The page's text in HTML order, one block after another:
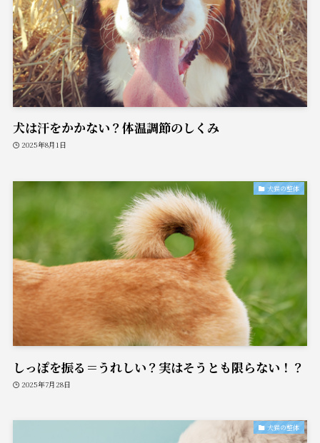
犬は汗をかかない？体温調節のしくみ
2025年8月1日
犬猫の整体
しっぽを振る＝うれしい？実はそうとも限らない！？
2025年7月28日
犬猫の整体